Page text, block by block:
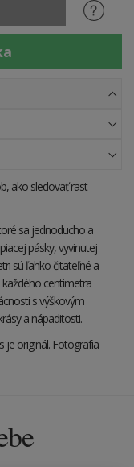
ako sledovať rast
sa jednoducho a
pásky, vyvinutej
sú ľahko čitateľné a
centimetra
s výškovým
a nápaditosti.
je originál. Fotografia